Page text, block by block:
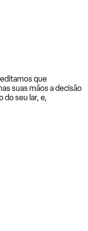
que
suas mãos a decisão
do seu lar, e,